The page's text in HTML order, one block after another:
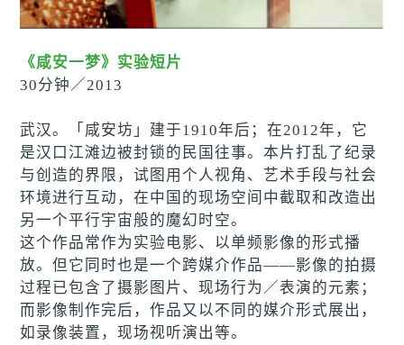
《咸安一梦》实验短片
30分钟／2013
武汉。「咸安坊」建于1910年后；在2012年，它
是汉口江滩边被封锁的民国往事。本片打乱了纪录
与创造的界限，试图用个人视角、艺术手段与社会
环境进行互动，在中国的现场空间中截取和改造出
另一个平行宇宙般的魔幻时空。
这个作品常作为实验电影、以单频影像的形式播
放。但它同时也是一个跨媒介作品——影像的拍摄
过程已包含了摄影图片、现场行为／表演的元素；
而影像制作完后，作品又以不同的媒介形式展出，
如录像装置，现场视听演出等。